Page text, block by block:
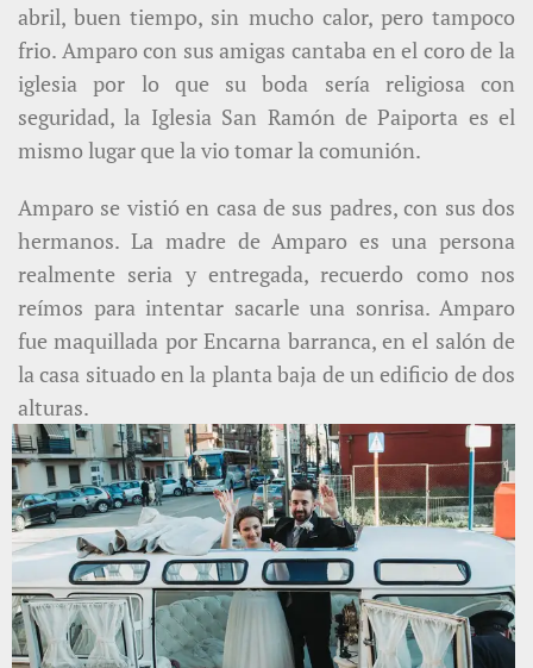
abril, buen tiempo, sin mucho calor, pero tampoco
frio. Amparo con sus amigas cantaba en el coro de la
iglesia por lo que su boda sería religiosa con
seguridad, la Iglesia San Ramón de Paiporta es el
mismo lugar que la vio tomar la comunión.
Amparo se vistió en casa de sus padres, con sus dos
hermanos. La madre de Amparo es una persona
realmente seria y entregada, recuerdo como nos
reímos para intentar sacarle una sonrisa. Amparo
fue maquillada por Encarna barranca, en el salón de
la casa situado en la planta baja de un edificio de dos
alturas.